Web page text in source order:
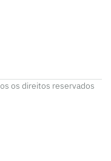
os direitos reservados